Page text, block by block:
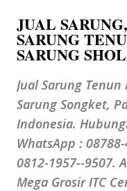
JUAL
SARUNG
SARUNG
Jual Sarung
Sarung Songket,
Indonesia.
WhatsApp :
0812-1957--9507.
Mega Grosir ITC